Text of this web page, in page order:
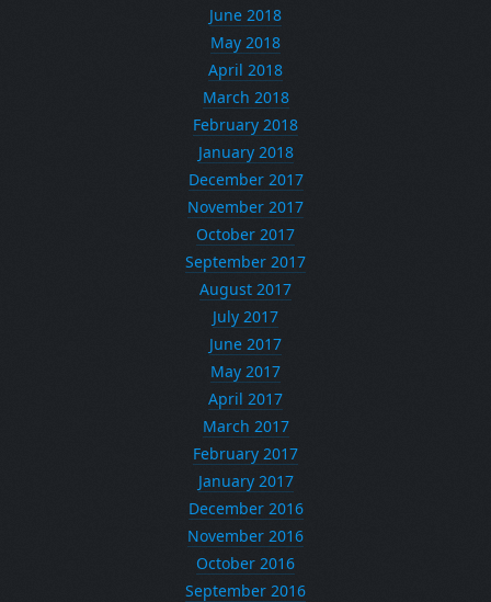
June 2018
May 2018
April 2018
March 2018
February 2018
January 2018
December 2017
November 2017
October 2017
September 2017
August 2017
July 2017
June 2017
May 2017
April 2017
March 2017
February 2017
January 2017
December 2016
November 2016
October 2016
September 2016